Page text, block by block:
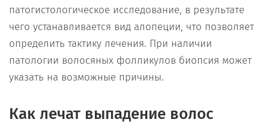
патогистологическое исследование, в результате
чего устанавливается вид алопеции, что позволяет
определить тактику лечения. При наличии
патологии волосяных фолликулов биопсия может
указать на возможные причины.
Как лечат выпадение волос